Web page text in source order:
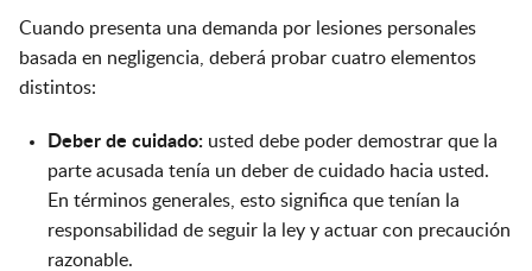
Cuando presenta una demanda por lesiones personales
basada en negligencia, deberá probar cuatro elementos
distintos:
Deber de cuidado: usted debe poder demostrar que la
parte acusada tenía un deber de cuidado hacia usted.
En términos generales, esto significa que tenían la
responsabilidad de seguir la ley y actuar con precaución
razonable.